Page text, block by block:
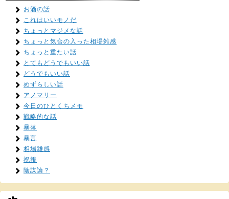
お酒の話
これはいいモノだ
ちょっとマジメな話
ちょっと気合の入った相場雑感
ちょっと重たい話
とてもどうでもいい話
どうでもいい話
めずらしい話
アノマリー
今日のひとくちメモ
戦略的な話
暴落
暴言
相場雑感
祝報
陰謀論？